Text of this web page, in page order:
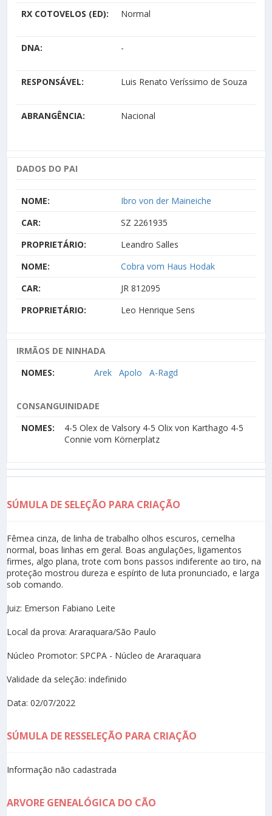
RX COTOVELOS (ED): Normal
DNA: -
RESPONSÁVEL: Luis Renato Veríssimo de Souza
ABRANGÊNCIA: Nacional
DADOS DO PAI
NOME:
Ibro von der Maineiche
CAR:
SZ 2261935
PROPRIETÁRIO:
Leandro Salles
NOME:
Cobra vom Haus Hodak
CAR:
JR 812095
PROPRIETÁRIO:
Leo Henrique Sens
IRMÃOS DE NINHADA
NOMES:
Arek Apolo A-Ragd
CONSANGUINIDADE
NOMES:
4-5 Olex de Valsory 4-5 Olix von Karthago 4-5
Connie vom Körnerplatz
SÚMULA DE SELEÇÃO PARA CRIAÇÃO
Fêmea cinza, de linha de trabalho olhos escuros, cernelha
normal, boas linhas em geral. Boas angulações, ligamentos
firmes, algo plana, trote com bons passos indiferente ao tiro, na
proteção mostrou dureza e espírito de luta pronunciado, e larga
sob comando.
Juiz: Emerson Fabiano Leite
Local da prova: Araraquara/São Paulo
Núcleo Promotor: SPCPA - Núcleo de Araraquara
Validade da seleção: indefinido
Data: 02/07/2022
SÚMULA DE RESSELEÇÃO PARA CRIAÇÃO
Informação não cadastrada
ARVORE GENEALÓGICA DO CÃO